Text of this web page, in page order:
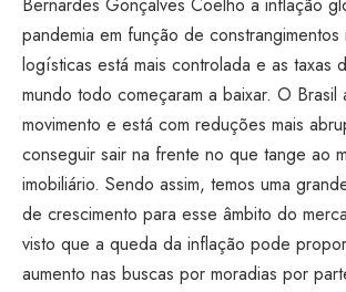
pandemia em função de constrangimentos
logísticas está mais controlada e as taxas
mundo todo começaram a baixar. O Brasil
movimento e está com reduções mais
conseguir sair na frente no que tange ao
imobiliário. Sendo assim, temos uma
de crescimento para esse âmbito do
visto que a queda da inflação pode
aumento nas buscas por moradias por